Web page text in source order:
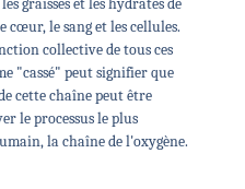
cœur, le sang et les cellules.
collective de tous ces
"cassé" peut signifier que
cette chaîne peut être
le processus le plus
la chaîne de l'oxygène.